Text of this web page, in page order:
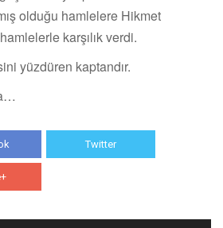
olduğu hamlelere Hikmet
karşılık verdi.
yüzdüren kaptandır.
Twitter